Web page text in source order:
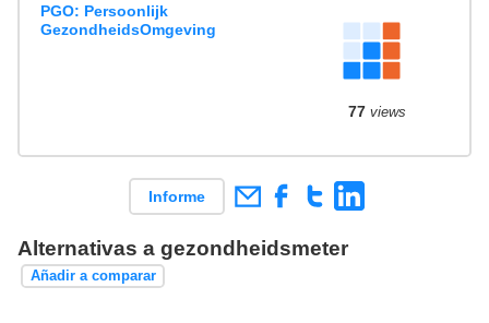
PGO: Persoonlijk
GezondheidsOmgeving
77views
Informe
Alternativas a gezondheidsmeter
Añadir a comparar